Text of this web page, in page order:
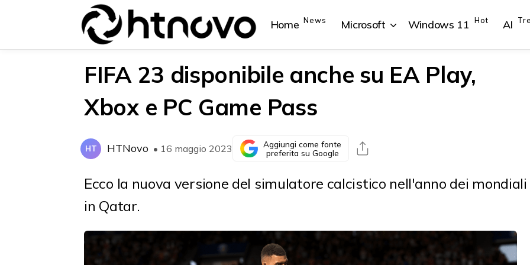
Home News Microsoft
{{POSTS[0].LABEL}} {{POSTS[1].LABEL}}
Windows 11 Hot AI
{{POSTS[0].LABEL}} {{POSTS[1].LABEL}}
FIFA 23 disponibile anche su EA Play,
Xbox e PC Game Pass
HT HTNovo • 16 maggio 2023
Aggiungi come fonte
preferita su Google
Ecco la nuova versione del simulatore calcistico nell'anno dei mondiali
in Qatar.